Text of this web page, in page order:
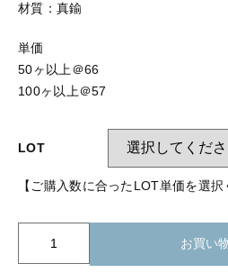
材質：真鍮
単価
50ヶ以上＠66
100ヶ以上＠57
LOT
【ご購入数に合ったLOT単価を選択
お買い
【留め金具】 ブローチピン
【留め金具】 丸カン・小判
【留め金具】 指輪
【留め金具】 クリップ・差
【留め金具】 マスク用ク
【留め金具】 ネクタイピン
【留め金具】 蝶タック
【留め金具】 丸カ
【留め金具
【留め金具】